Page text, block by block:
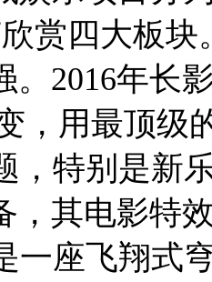
赏四大板
2016年长
，用最顶级
，特别是新
，其电影特
一座飞翔式